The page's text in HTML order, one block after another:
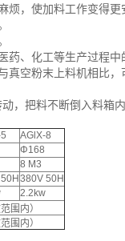
烦，使加料工作变得更
药、化工等生产过程中
真空粉末上料机相比，
，把料不断倒入料箱
AGlX-8
Φ168
8 M3
380V 50H
2.2kw
围内）
围内）